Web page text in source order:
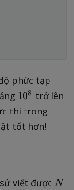
phức tạp
(
1
0
^
8
108 trở lên
thi trong
tốt hơn!
viết được N
N